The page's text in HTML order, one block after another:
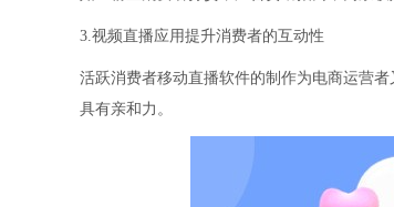
3.视频直播应用提升消费者的互动性
活跃消费者移动直播软件的制作为电商运营
具有亲和力。